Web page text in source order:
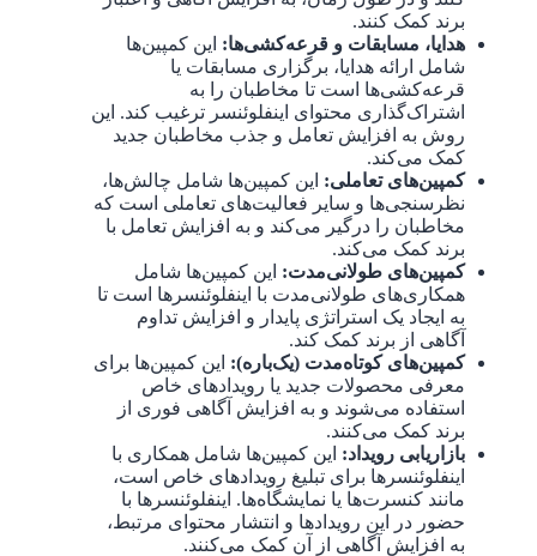
برند کمک کنند.
هدایا، مسابقات و قرعه‌کشی‌ها: این کمپین‌ها
شامل ارائه هدایا، برگزاری مسابقات یا
قرعه‌کشی‌ها است تا مخاطبان را به
اشتراک‌گذاری محتوای اینفلوئنسر ترغیب کند. این
روش به افزایش تعامل و جذب مخاطبان جدید
کمک می‌کند.
کمپین‌های تعاملی: این کمپین‌ها شامل چالش‌ها،
نظرسنجی‌ها و سایر فعالیت‌های تعاملی است که
مخاطبان را درگیر می‌کند و به افزایش تعامل با
برند کمک می‌کند.
کمپین‌های طولانی‌مدت: این کمپین‌ها شامل
همکاری‌های طولانی‌مدت با اینفلوئنسرها است تا
به ایجاد یک استراتژی پایدار و افزایش تداوم
آگاهی از برند کمک کند.
کمپین‌های کوتاه‌مدت (یک‌باره): این کمپین‌ها برای
معرفی محصولات جدید یا رویدادهای خاص
استفاده می‌شوند و به افزایش آگاهی فوری از
برند کمک می‌کنند.
بازاریابی رویداد: این کمپین‌ها شامل همکاری با
اینفلوئنسرها برای تبلیغ رویدادهای خاص است،
مانند کنسرت‌ها یا نمایشگاه‌ها. اینفلوئنسرها با
حضور در این رویدادها و انتشار محتوای مرتبط،
به افزایش آگاهی از آن کمک می‌کنند.